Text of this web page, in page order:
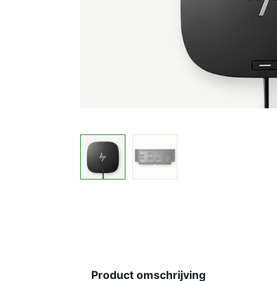
Product omschrijving